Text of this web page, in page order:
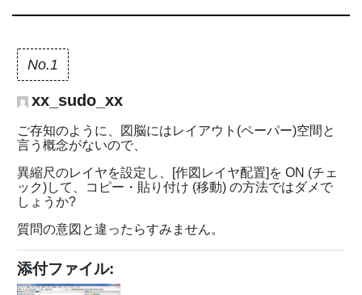
No.1
xx_sudo_xx
ご存知のように、図脳にはレイアウト(ペーパー)空間と
言う概念がないので、
異縮尺のレイヤを設定し、[作図レイヤ配置]を ON (チェ
ック)して、コピー・貼り付け (移動) の方法ではダメで
しょうか?
質問の意図と違ったらすみません。
添付ファイル: